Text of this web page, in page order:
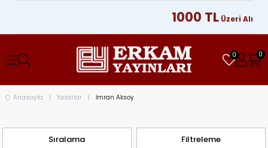
1000 TLÜzeri
0 0
Anasayfa Yazarlar İmran Aksoy
Filtreleme
Sıralama